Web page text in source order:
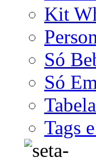
Kit
Só
Só
Tags